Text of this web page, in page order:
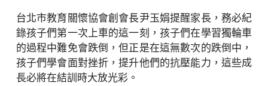
台北市教育關懷協會創會長尹玉娟提醒家長，務必紀
錄孩子們第一次上車的這一刻，孩子們在學習獨輪車
的過程中難免會跌倒，但正是在這無數次的跌倒中，
孩子們學會面對挫折，提升他們的抗壓能力，這些成
長必將在結訓時大放光彩。